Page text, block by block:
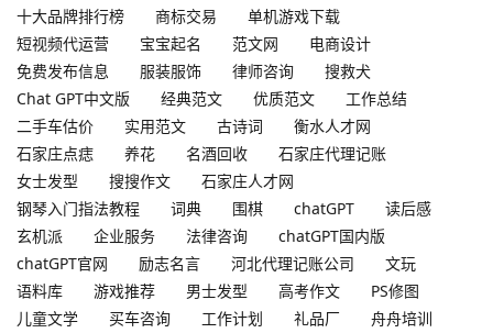
十大品牌排行榜
商标交易
单机游戏下载
短视频代运营
宝宝起名 范文网
电商设计
免费发布信息
服装服饰 律师咨询
搜救犬
Chat GPT中文版
经典范文 优质范文
工作总结
二手车估价
实用范文 古诗词
衡水人才网
石家庄点痣
养花 名酒回收
石家庄代理记账
女士发型
搜搜作文
石家庄人才网
钢琴入门指法教程
词典 围棋 chatGPT
读后感
玄机派
企业服务 法律咨询
chatGPT国内版
chatGPT官网
励志名言 河北代理记账公司
文玩
语料库
游戏推荐 男士发型 高考作文
PS修图
儿童文学
买车咨询 工作计划 礼品厂
舟舟培训